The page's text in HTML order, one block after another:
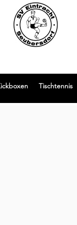
Tischtennis